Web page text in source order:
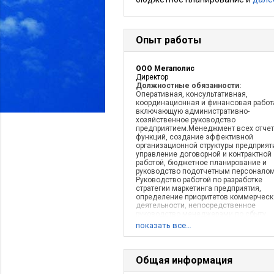
Опыт работы
ООО Мегаполис
Директор
Должностные обязанности:
Оперативная, консультативная,
координационная и финансовая
включающую административно-
хозяйственное руководство
предприятием.Менеджмент всех
функций, создание эффективной
организационной структуры
управление договорной и контрактной
работой, бюджетное планирование и
руководство подотчетным
Руководство работой по разработке
стратегии маркетинга предприятия,
определение приоритетов
деятельности, непосредственное
Основная цель работы — максимальное
Описание деятельности компании:
Маркетинговые коммуникации. Услуги
рекламы, брендирования. Изготовление
показать все…
Общая информация